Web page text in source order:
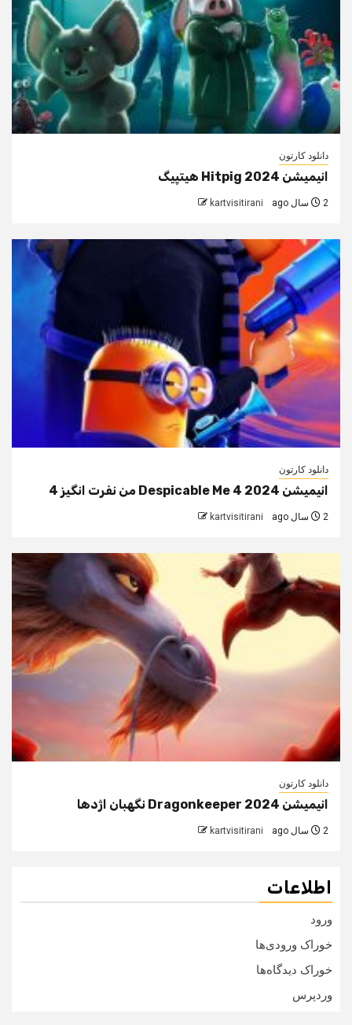
دانلود کارتون
انیمیشن Hitpig 2024 هیتپیگ
2 سال ago kartvisitirani
دانلود کارتون
انیمیشن Despicable Me 4 2024 من نفرت انگیز 4
2 سال ago kartvisitirani
دانلود کارتون
انیمیشن Dragonkeeper 2024 نگهبان اژدها
2 سال ago kartvisitirani
اطلاعات
ورود
خوراک ورودی‌ها
خوراک دیدگاه‌ها
وردپرس